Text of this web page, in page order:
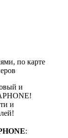
по карте
и
и
: